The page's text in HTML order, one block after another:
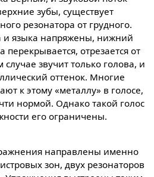
зубы, существует
резонатора от грудного.
и языка напряжены, нижний
перекрывается, отрезается от
звучит только голова, и
оттенок. Многие
к этому «металлу» в голосе,
нормой. Однако такой голос
его ограничены.
направлены именно
зон, двух резонаторов